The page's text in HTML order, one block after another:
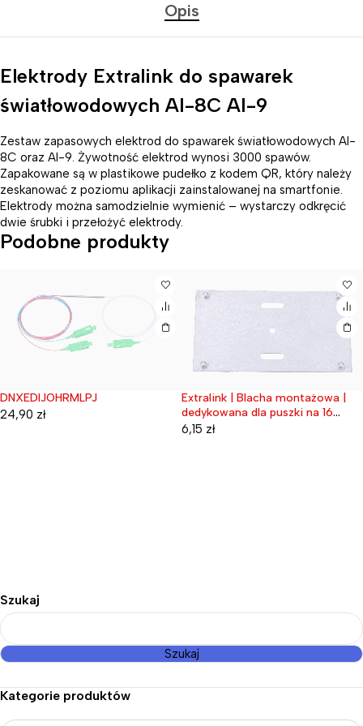
Opis
Elektrody Extralink do spawarek
światłowodowych AI-8C AI-9
Zestaw zapasowych elektrod do spawarek światłowodowych AI-
8C oraz AI-9. Żywotność elektrod wynosi 3000 spawów.
Zapakowane są w plastikowe pudełko z kodem QR, który należy
zeskanować z poziomu aplikacji zainstalowanej na smartfonie.
Elektrody można samodzielnie wymienić – wystarczy odkręcić
dwie śrubki i przełożyć elektrody.
Podobne produkty
Wyprzedane
DNXEDIJOHRMLPJ
24,90 zł
Wyprzedane
Extralink | Blacha montażowa |
dedykowana dla puszki na 16
spawów
6,15 zł
Szukaj
Szukaj
Kategorie produktów